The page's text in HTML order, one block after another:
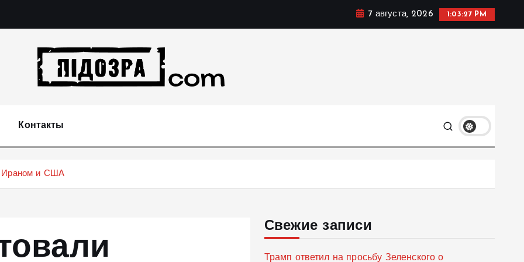
7 августа, 2026 1:03:28 PM
Контакты
Ираном и США
Свежие записи
Трамп ответил на просьбу Зеленского о